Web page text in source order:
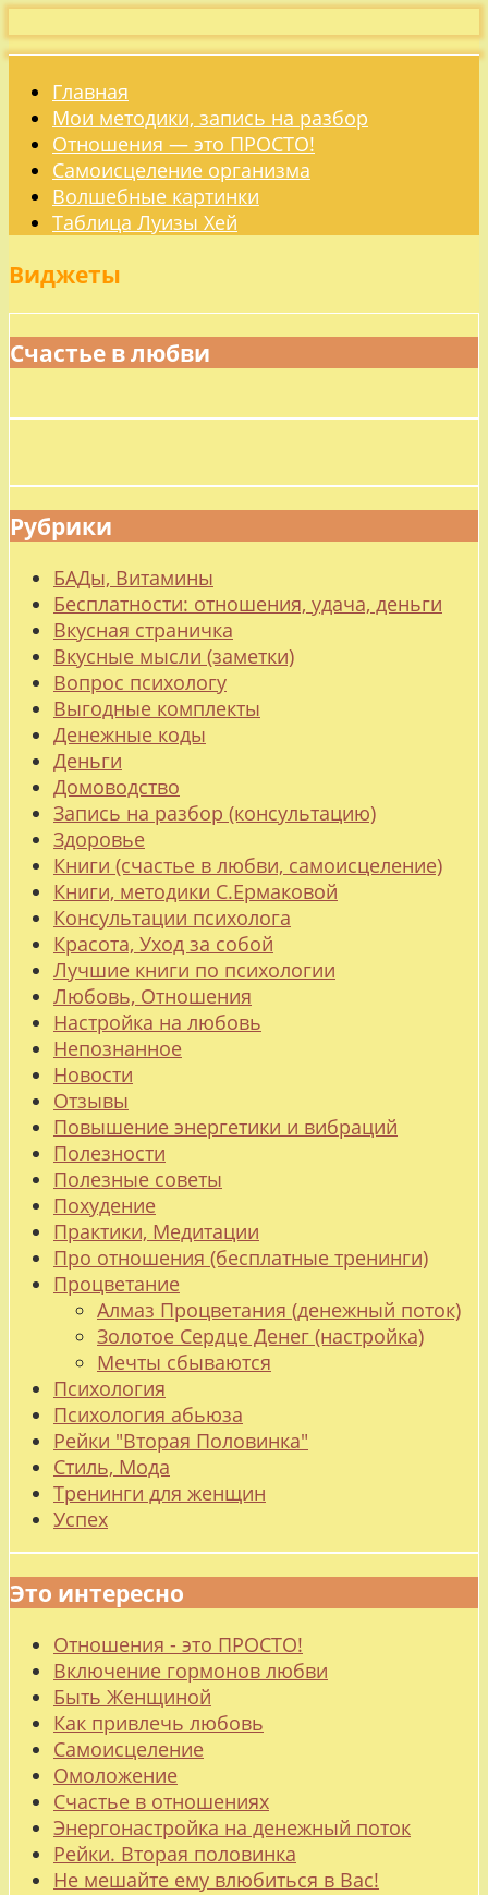
Главная
Мои методики, запись на разбор
Отношения — это ПРОСТО!
Самоисцеление организма
Волшебные картинки
Таблица Луизы Хей
Виджеты
Счастье в любви
Рубрики
БАДы, Витамины
Бесплатности: отношения, удача, деньги
Вкусная страничка
Вкусные мысли (заметки)
Вопрос психологу
Выгодные комплекты
Денежные коды
Деньги
Домоводство
Запись на разбор (консультацию)
Здоровье
Книги (счастье в любви, самоисцеление)
Книги, методики С.Ермаковой
Консультации психолога
Красота, Уход за собой
Лучшие книги по психологии
Любовь, Отношения
Настройка на любовь
Непознанное
Новости
Отзывы
Повышение энергетики и вибраций
Полезности
Полезные советы
Похудение
Практики, Медитации
Про отношения (бесплатные тренинги)
Процветание
Алмаз Процветания (денежный поток)
Золотое Сердце Денег (настройка)
Мечты сбываются
Психология
Психология абьюза
Рейки "Вторая Половинка"
Стиль, Мода
Тренинги для женщин
Успех
Это интересно
Отношения - это ПРОСТО!
Включение гормонов любви
Быть Женщиной
Как привлечь любовь
Самоисцеление
Омоложение
Счастье в отношениях
Энергонастройка на денежный поток
Рейки. Вторая половинка
Не мешайте ему влюбиться в Вас!